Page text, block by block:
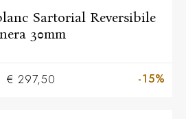
Sartorial Reversibile
nera 30mm
€ 297,50 -15%